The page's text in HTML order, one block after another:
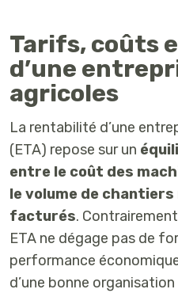
Tarifs, coûts
d’une
agricoles
La rentabilité d’une
(ETA) repose sur un
entre le coût des
le volume de
facturés.
ETA ne dégage pas de
performance
d’une bonne